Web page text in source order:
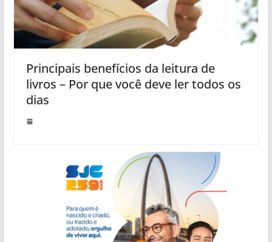
Principais benefícios da leitura de
livros – Por que você deve ler todos os
dias